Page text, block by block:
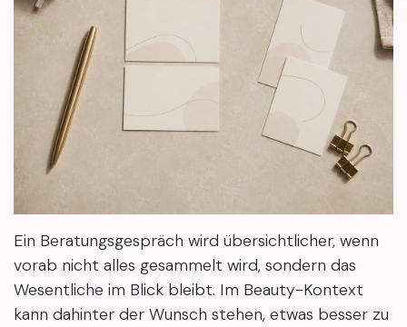
Ein Beratungsgespräch wird übersichtlicher, wenn
vorab nicht alles gesammelt wird, sondern das
Wesentliche im Blick bleibt. Im Beauty-Kontext
kann dahinter der Wunsch stehen, etwas besser zu